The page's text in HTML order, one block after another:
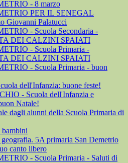
- 8 marzo
PER IL SENEGAL
Giovanni Palatucci
- Scuola Secondaria -
DEI CALZINI SPAIATI
- Scuola Primaria -
DEI CALZINI SPAIATI
- Scuola Primaria - buon
dell'Infanzia: buone feste!
- Scuola dell'Infanzia e
Natale!
dagli alunni della Scuola Primaria di
5A primaria San Demetrio
canto libero
- Scuola Primaria - Saluti di